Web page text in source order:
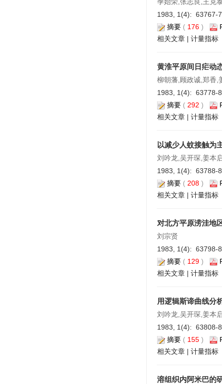
1983, 1(4): 63767-
摘要 ( 176 )
相关文章 | 计量指标
黄淮平原间日疟动
柳朝藩,顾政诚,郑香,
1983, 1(4): 63778-
摘要 ( 292 )
相关文章 | 计量指标
以减少人蚊接触为
刘吟龙,吴开琛,姜本
1983, 1(4): 63788-
摘要 ( 208 )
相关文章 | 计量指标
对北方平原涝洼地
刘宗贤
1983, 1(4): 63798-
摘要 ( 129 )
相关文章 | 计量指标
用逻辑斯谛曲线分
刘吟龙,吴开琛,姜本
1983, 1(4): 63808-
摘要 ( 155 )
相关文章 | 计量指标
溶组织内阿米巴的